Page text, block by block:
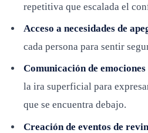
repetitiva que escalada el
Acceso a necesidades de
cada persona para sentir
Comunicación de
la ira superficial para
que se encuentra debajo.
Creación de eventos de